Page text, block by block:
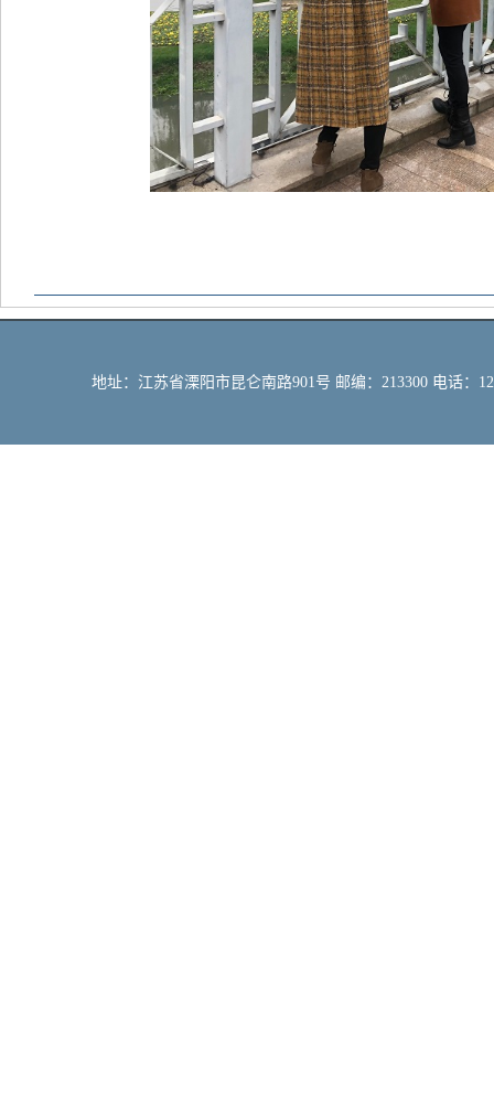
地址：江苏省溧阳市昆仑南路901号 邮编：213300 电话：